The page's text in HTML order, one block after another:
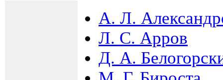
А. Л.
Л. С. Арров
Д. А.